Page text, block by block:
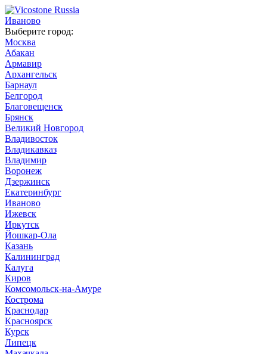
Иваново
Выберите город:
Москва
Абакан
Армавир
Архангельск
Барнаул
Белгород
Благовещенск
Брянск
Великий Новгород
Владивосток
Владикавказ
Владимир
Воронеж
Дзержинск
Екатеринбург
Иваново
Ижевск
Иркутск
Йошкар-Ола
Казань
Калининград
Калуга
Киров
Комсомольск-на-Амуре
Кострома
Краснодар
Красноярск
Курск
Липецк